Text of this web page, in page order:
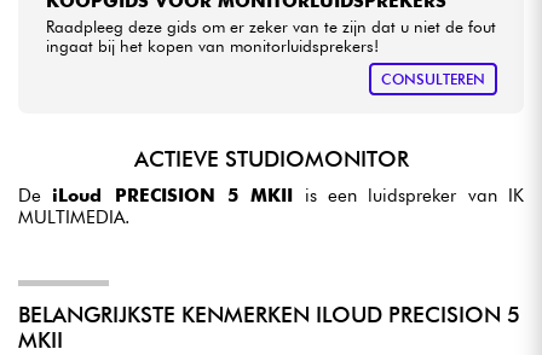
Raadpleeg deze gids om er zeker van te zijn dat u niet de fout
ingaat bij het kopen van monitorluidsprekers!
CONSULTEREN
ACTIEVE STUDIOMONITOR
De iLoud PRECISION 5 MKII is een luidspreker van IK
MULTIMEDIA.
BELANGRIJKSTE KENMERKEN ILOUD PRECISION 5
MKII